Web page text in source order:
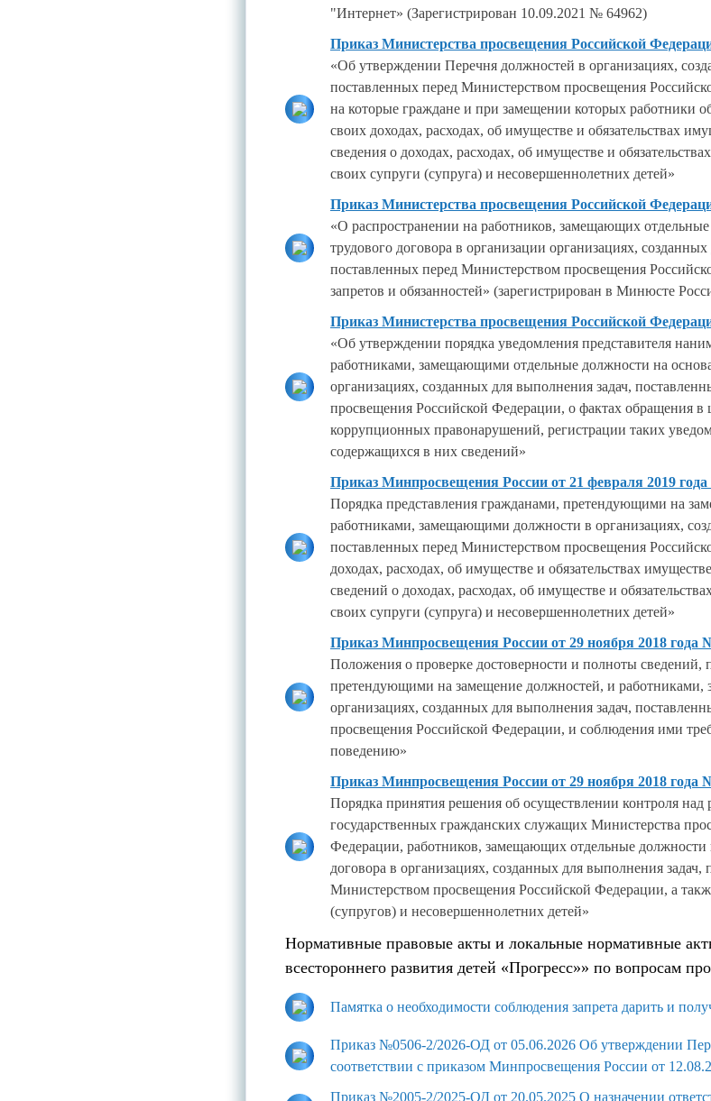
"Интернет» (Зарегистрирован 10.09.2021 № 64962)
Приказ Министерства просвещения Российской
«Об утверждении Перечня должностей в организациях,
поставленных перед Министерством просвещения
на которые граждане и при замещении которых работники
своих доходах, расходах, об имуществе и обязательствах
сведения о доходах, расходах, об имуществе и
своих супруги (супруга) и несовершеннолетних детей»
Приказ Министерства просвещения Российской
«О распространении на работников, замещающих
трудового договора в организации организациях,
поставленных перед Министерством просвещения
запретов и обязанностей» (зарегистрирован в Минюсте
Приказ Министерства просвещения Российской
«Об утверждении порядка уведомления представителя
работниками, замещающими отдельные должности на
организациях, созданных для выполнения задач,
просвещения Российской Федерации, о фактах обращения
коррупционных правонарушений, регистрации таких
содержащихся в них сведений»
Приказ Минпросвещения России от 21 февраля 2019
Порядка представления гражданами, претендующими на
работниками, замещающими должности в организациях,
поставленных перед Министерством просвещения
доходах, расходах, об имуществе и обязательствах
сведений о доходах, расходах, об имуществе и
своих супруги (супруга) и несовершеннолетних детей»
Приказ Минпросвещения России от 29 ноября 2018 года
Положения о проверке достоверности и полноты сведений,
претендующими на замещение должностей, и
организациях, созданных для выполнения задач,
просвещения Российской Федерации, и соблюдения ими
поведению»
Приказ Минпросвещения России от 29 ноября 2018 года
Порядка принятия решения об осуществлении контроля над
государственных гражданских служащих Министерства
Федерации, работников, замещающих отдельные должности
договора в организациях, созданных для выполнения задач,
Министерством просвещения Российской Федерации, а
(супругов) и несовершеннолетних детей»
Нормативные правовые акты и локальные нормативные
всестороннего развития детей «Прогресс»» по вопросам
Памятка о необходимости соблюдения запрета дарить и
Приказ №0506-2/2026-ОД от 05.06.2026 Об утверждении
соответствии с приказом Минпросвещения России от
Приказ №2005-2/2025-ОД от 20.05.2025 О назначении